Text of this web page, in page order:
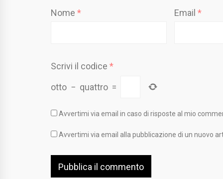
Nome * Email *
Scrivi il codice *
otto − quattro =
Avvertimi via email in caso di risposte al mio
Avvertimi via email alla pubblicazione di un nuovo